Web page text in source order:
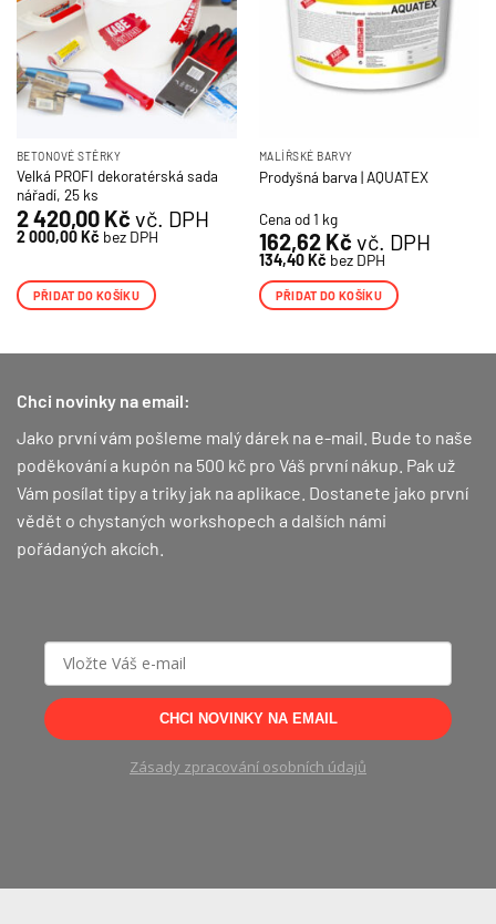
BETONOVÉ STĚRKY
Velká PROFI dekoratérská sada
nářadí, 25 ks
2 420,00 Kč vč. DPH
2 000,00Kč bez DPH
PŘIDAT DO KOŠÍKU
MALÍŘSKÉ BARVY
Prodyšná barva | AQUATEX
Cena od 1 kg
162,62 Kč vč. DPH
134,40Kč bez DPH
PŘIDAT DO KOŠÍKU
Chci novinky na email:
Jako první vám pošleme malý dárek na e-mail. Bude to naše
poděkování a kupón na 500 kč pro Váš první nákup. Pak už
Vám posílat tipy a triky jak na aplikace. Dostanete jako první
vědět o chystaných workshopech a dalších námi
pořádaných akcích.
CHCI NOVINKY NA EMAIL
Zásady zpracování osobních údajů